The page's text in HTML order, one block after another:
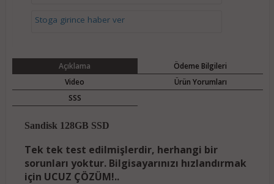
Stoga girince haber ver
Açıklama
Ödeme Bilgileri
Video
Ürün Yorumları
SSS
Sandisk 128GB SSD
Tek tek test edilmişlerdir, herhangi bir
sorunları yoktur. Bilgisayarınızı hızlandırmak
için UCUZ ÇÖZÜM!..